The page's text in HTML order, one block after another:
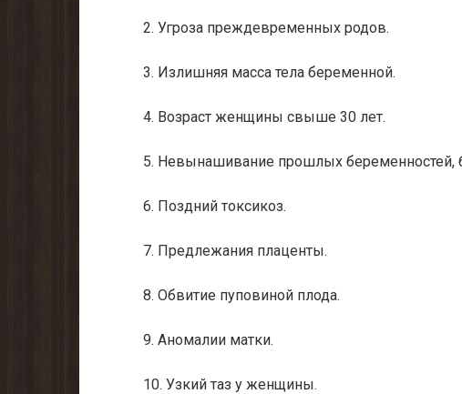
2. Угроза преждевременных родов.
3. Излишняя масса тела беременной.
4. Возраст женщины свыше 30 лет.
5. Невынашивание прошлых беременностей,
6. Поздний токсикоз.
7. Предлежания плаценты.
8. Обвитие пуповиной плода.
9. Аномалии матки.
10. Узкий таз у женщины.